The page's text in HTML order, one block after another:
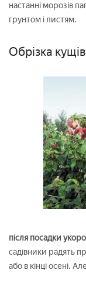
настанні морозів
грунтом і листям.
Обрізка кущів
після посадки
садівники радять
або в кінці осені.